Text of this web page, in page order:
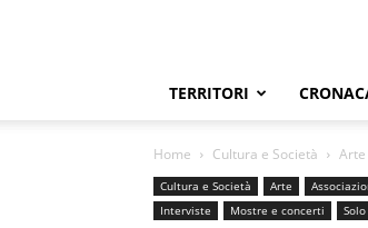
TERRITORI
Home Cultura e Società Arte
Cultura e Società Arte
Interviste
Mostre e concerti